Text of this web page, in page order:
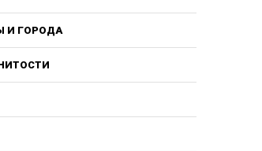
И ГОРОДА